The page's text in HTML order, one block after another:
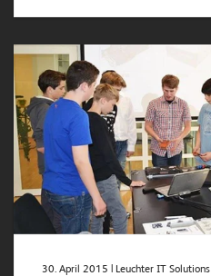
30. April 2015 | Leuchter IT Solutions